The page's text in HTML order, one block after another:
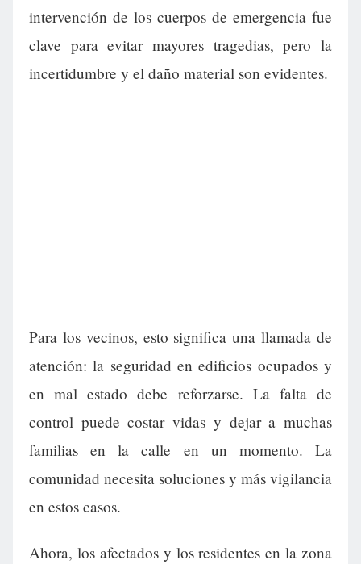
intervención de los cuerpos de emergencia fue
clave para evitar mayores tragedias, pero la
incertidumbre y el daño material son evidentes.
Para los vecinos, esto significa una llamada de
atención: la seguridad en edificios ocupados y
en mal estado debe reforzarse. La falta de
control puede costar vidas y dejar a muchas
familias en la calle en un momento. La
comunidad necesita soluciones y más vigilancia
en estos casos.
Ahora, los afectados y los residentes en la zona